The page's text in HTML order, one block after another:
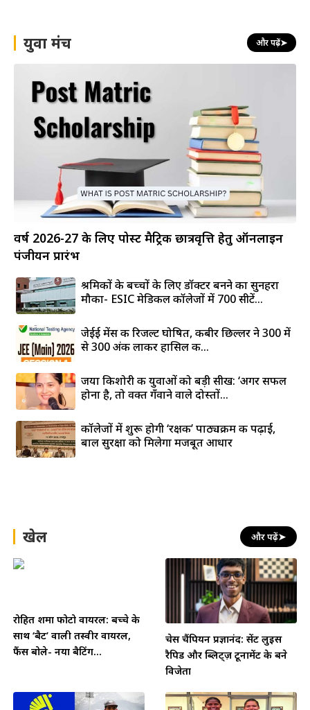
युवा मंच और पढ़ें➤
वर्ष 2026-27 के लिए पोस्ट मैट्रिक छात्रवृत्ति हेतु ऑनलाइन
पंजीयन प्रारंभ
श्रमिकों के बच्चों के लिए डॉक्टर बनने का सुनहरा
मौका- ESIC मेडिकल कॉलेजों में 700 सीटें...
जेईई मेंस की रिजल्ट घोषित, कबीर छिल्लर ने 300 में
से 300 अंक लाकर हासिल की...
जया किशोरी की युवाओं को बड़ी सीख: ‘अगर सफल
होना है, तो वक्त गँवाने वाले दोस्तों...
कॉलेजों में शुरू होगी ‘रक्षक’ पाठ्यक्रम की पढ़ाई,
बाल सुरक्षा को मिलेगा मजबूत आधार
खेल और पढ़ें➤
रोहित शर्मा फोटो वायरल: बच्चे के
साथ ‘बैट’ वाली तस्वीर वायरल,
फैंस बोले- नया बैटिंग...
चेस चैंपियन प्रज्ञानंद: सेंट लुइस
रैपिड और ब्लिट्ज़ टूर्नामेंट के बने
विजेता